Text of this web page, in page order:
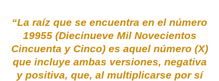
“La raíz que se encuentra en el número
19955 (Diecinueve Mil Novecientos
Cincuenta y Cinco) es aquel número (X)
que incluye ambas versiones, negativa
y positiva, que, al multiplicarse por sí